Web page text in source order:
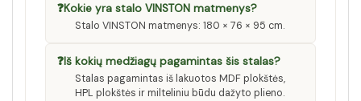
❓Kokie yra stalo VINSTON matmenys?
Stalo VINSTON matmenys: 180 × 76 × 95 cm.
❓Iš kokių medžiagų pagamintas šis stalas?
Stalas pagamintas iš lakuotos MDF plokštės,
HPL plokštės ir milteliniu būdu dažyto plieno.